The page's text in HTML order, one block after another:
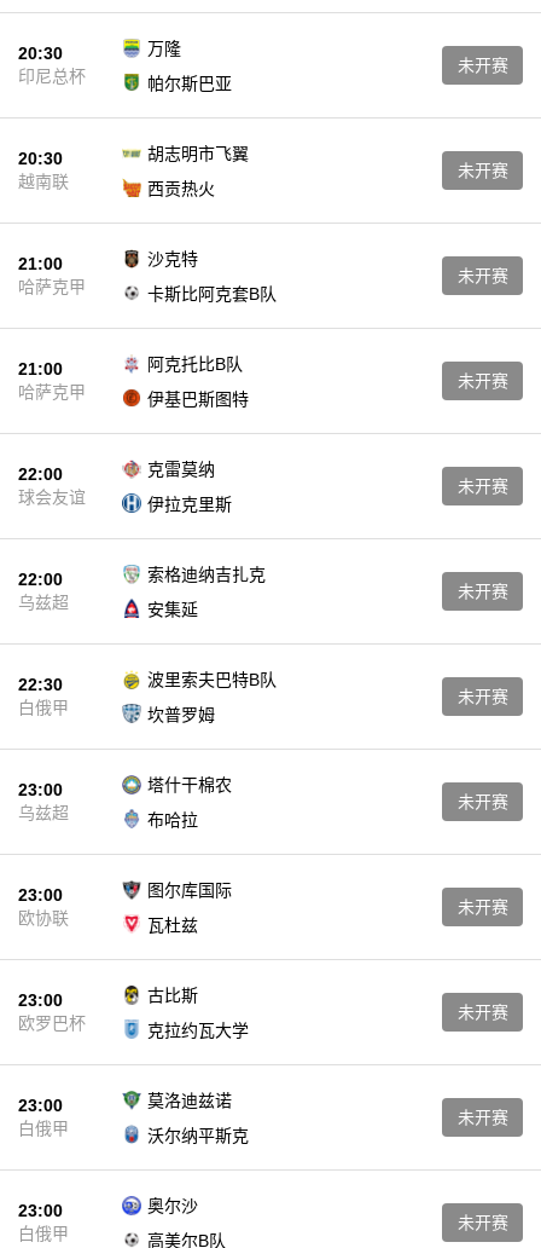
20:30
印尼总杯
万隆
帕尔斯巴亚
未开赛
20:30
越南联
胡志明市飞翼
西贡热火
未开赛
21:00
哈萨克甲
沙克特
卡斯比阿克套B队
未开赛
21:00
哈萨克甲
阿克托比B队
伊基巴斯图特
未开赛
22:00
球会友谊
克雷莫纳
伊拉克里斯
未开赛
22:00
乌兹超
索格迪纳吉扎克
安集延
未开赛
22:30
白俄甲
波里索夫巴特B队
坎普罗姆
未开赛
23:00
乌兹超
塔什干棉农
布哈拉
未开赛
23:00
欧协联
图尔库国际
瓦杜兹
未开赛
23:00
欧罗巴杯
古比斯
克拉约瓦大学
未开赛
23:00
白俄甲
莫洛迪兹诺
沃尔纳平斯克
未开赛
23:00
白俄甲
奥尔沙
高美尔B队
未开赛